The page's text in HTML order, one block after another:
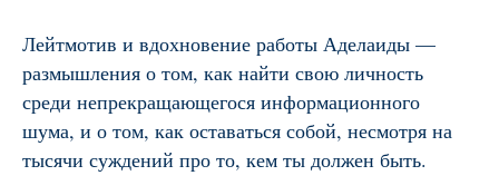
Лейтмотив и вдохновение работы Аделаиды —
размышления о том, как найти свою личность
среди непрекращающегося информационного
шума, и о том, как оставаться собой, несмотря на
тысячи суждений про то, кем ты должен быть.